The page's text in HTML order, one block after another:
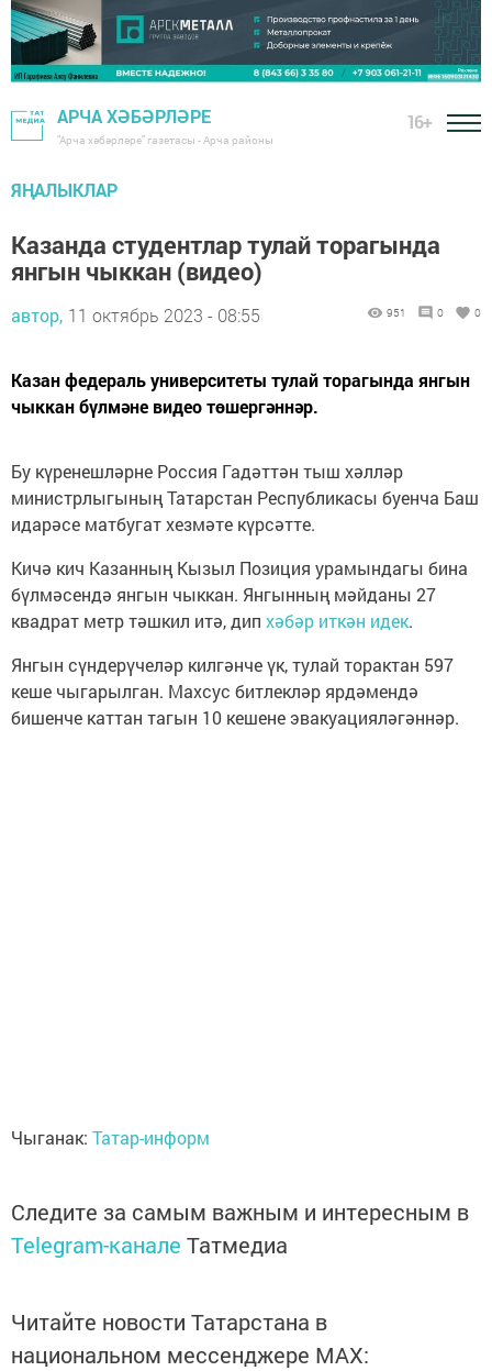
АРЧА ХӘБӘРЛӘРЕ
"Арча хәбәрләре" газетасы - Арча районы
16+
ЯҢАЛЫКЛАР
Казанда студентлар тулай торагында
янгын чыккан (видео)
автор, 11 октябрь 2023 - 08:55 951 0 0
Казан федераль университеты тулай торагында янгын
чыккан бүлмәне видео төшергәннәр.
Бу күренешләрне Россия Гадәттән тыш хәлләр
министрлыгының Татарстан Республикасы буенча Баш
идарәсе матбугат хезмәте күрсәтте.
Кичә кич Казанның Кызыл Позиция урамындагы бина
бүлмәсендә янгын чыккан. Янгынның мәйданы 27
квадрат метр тәшкил итә, дип хәбәр иткән идек.
Янгын сүндерүчеләр килгәнче үк, тулай торактан 597
кеше чыгарылган. Махсус битлекләр ярдәмендә
бишенче каттан тагын 10 кешене эвакуацияләгәннәр.
Чыганак: Татар-информ
Следите за самым важным и интересным в
Telegram-канале Татмедиа
Читайте новости Татарстана в
национальном мессенджере MАХ: